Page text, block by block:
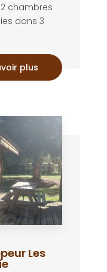
chambres
dans 3
plus
Les